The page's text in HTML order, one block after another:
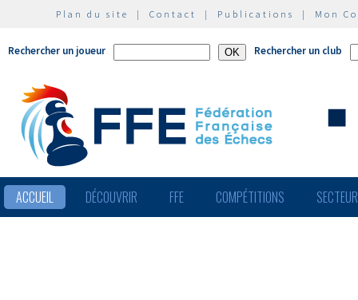
Plan du site | Contact | Publications | Mon
Rechercher un joueur Rechercher un club
ACCUEIL DÉCOUVRIR FFE COMPÉTITIONS